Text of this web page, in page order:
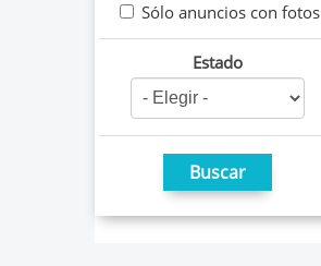
Sólo anuncios con fotos
Estado